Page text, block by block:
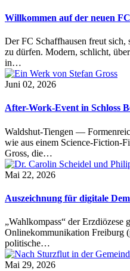
Willkommen auf der neuen
Der FC Schaffhausen freut sich,
zu dürfen. Modern, schlicht,
in…
Juni 02, 2026
After-Work-Event in Schloss
Waldshut-Tiengen —
wie aus einem Science-Fiction-
Gross, die…
Mai 22, 2026
Auszeichnung für digitale
„Wahlkompass“ der Erzdiözese
Onlinekommunikation Freiburg
politische…
Mai 29, 2026